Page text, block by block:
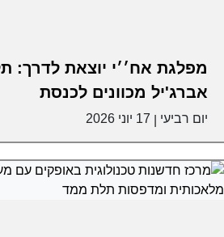
מפלגת אח׳׳י יוצאת לדרך:
אברג'יל מכוונים לכנסת
יום רביעי 17 יוני 2026